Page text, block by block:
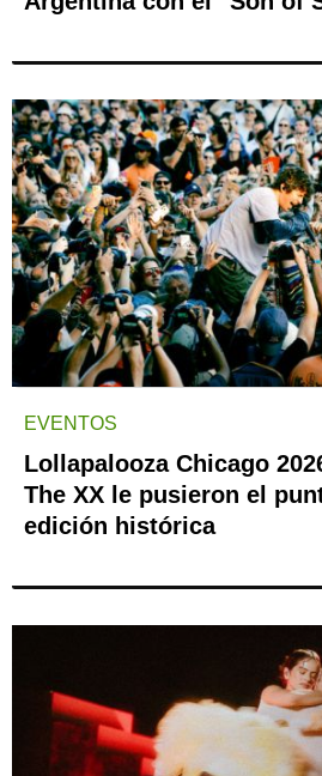
EVENTOS
Lollapalooza Chicago
The XX le pusieron el
edición histórica